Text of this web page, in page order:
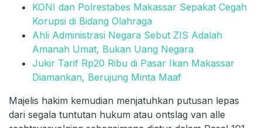
KONI dan Polrestabes Makassar Sepakat Cegah
Korupsi di Bidang Olahraga
Ahli Administrasi Negara Sebut ZIS Adalah
Amanah Umat, Bukan Uang Negara
Jukir Tarif Rp20 Ribu di Pasar Ikan Makassar
Diamankan, Berujung Minta Maaf
Majelis hakim kemudian menjatuhkan putusan lepas
dari segala tuntutan hukum atau ontslag van alle